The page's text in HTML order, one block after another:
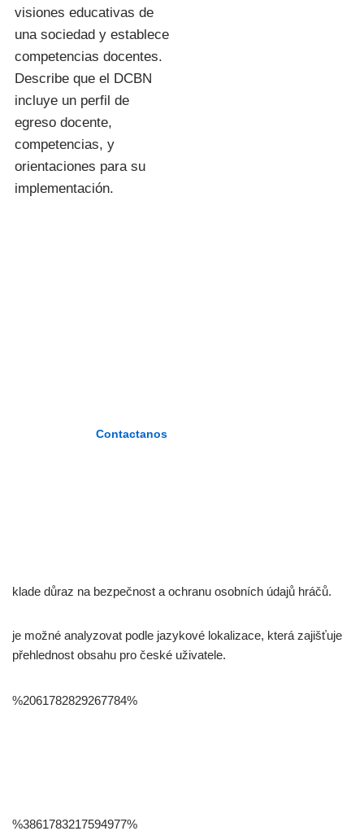
visiones educativas de
una sociedad y establece
competencias docentes.
Describe que el DCBN
incluye un perfil de
egreso docente,
competencias, y
orientaciones para su
implementación.
Contactanos
klade důraz na bezpečnost a ochranu osobních údajů hráčů.
je možné analyzovat podle jazykové lokalizace, která zajišťuje
přehlednost obsahu pro české uživatele.
%2061782829267784%
%3861783217594977%